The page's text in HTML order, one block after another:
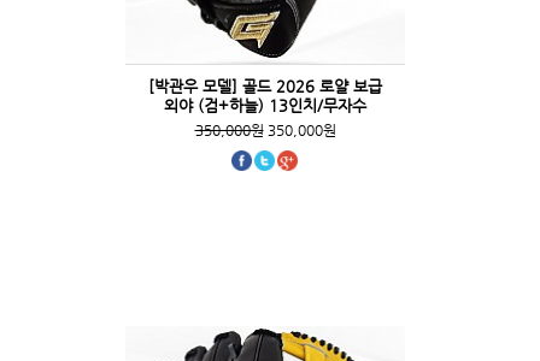
[박관우 모델] 골드 2026 로얄 보급
외야 (검+하늘) 13인치/무자수
350,000원350,000원